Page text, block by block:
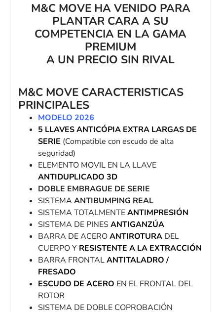
M&C MOVE HA VENIDO PARA
PLANTAR CARA A SU
COMPETENCIA EN LA GAMA
PREMIUM
A UN PRECIO SIN RIVAL
M&C MOVE CARACTERISTICAS
PRINCIPALES
MODELO 2026
5 LLAVES ANTICÓPIA EXTRA LARGAS DE
SERIE (Compatible con escudo de alta
seguridad)
ELEMENTO MOVIL EN LA LLAVE
ANTIDUPLICADO 3D
DOBLE EMBRAGUE DE SERIE
SISTEMA ANTIBUMPING REAL
SISTEMA TOTALMENTEANTIMPRESIÓN
SISTEMA DE PINESANTIGANZÚA
BARRA DE ACEROANTIROTURA DEL
CUERPO Y RESISTENTE A LA EXTRACCIÓN
BARRA FRONTALANTITALADRO /
FRESADO
ESCUDO DE ACERO EN EL FRONTAL DEL
ROTOR
SISTEMA DE DOBLE COPROBACIÓN